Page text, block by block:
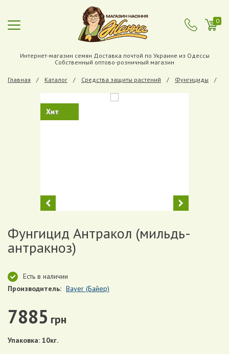
0
Интернет-магазин семян Доставка почтой по Украине из Одессы
Собственный оптово-розничный магазин
Главная Каталог Средства защиты растений Фунгициды
Previous
Хит
Next
Фунгицид Антракол (мильдь-
антракноз)
Есть в наличии
Производитель: Bayer (Байер)
7885 грн
Упаковка: 10кг.